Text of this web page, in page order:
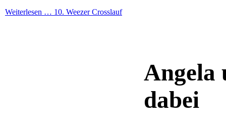
Weiterlesen … 10. Weezer Crosslauf
Angela
dabei